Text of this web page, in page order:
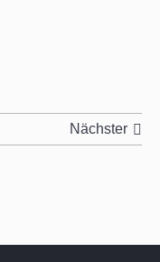
Nächster